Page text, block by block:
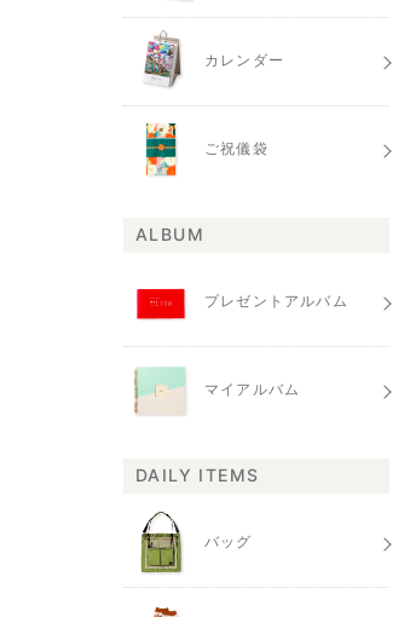
カレンダー
ご祝儀袋
ALBUM
プレゼントアルバム
マイアルバム
DAILY ITEMS
バッグ